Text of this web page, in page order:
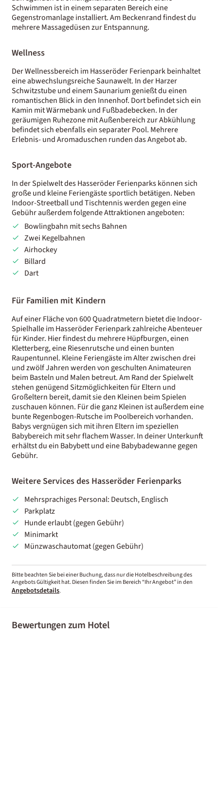
Schwimmen ist in einem separaten Bereich eine
Gegenstromanlage installiert. Am Beckenrand findest du
mehrere Massagedüsen zur Entspannung.
Wellness
Der Wellnessbereich im Hasseröder Ferienpark beinhaltet
eine abwechslungsreiche Saunawelt. In der Harzer
Schwitzstube und einem Saunarium genießt du einen
romantischen Blick in den Innenhof. Dort befindet sich ein
Kamin mit Wärmebank und Fußbadebecken. In der
geräumigen Ruhezone mit Außenbereich zur Abkühlung
befindet sich ebenfalls ein separater Pool. Mehrere
Erlebnis- und Aromaduschen runden das Angebot ab.
Sport-Angebote
In der Spielwelt des Hasseröder Ferienparks können sich
große und kleine Feriengäste sportlich betätigen. Neben
Indoor-Streetball und Tischtennis werden gegen eine
Gebühr außerdem folgende Attraktionen angeboten:
Bowlingbahn mit sechs Bahnen
Zwei Kegelbahnen
Airhockey
Billard
Dart
Für Familien mit Kindern
Auf einer Fläche von 600 Quadratmetern bietet die Indoor-
Spielhalle im Hasseröder Ferienpark zahlreiche Abenteuer
für Kinder. Hier findest du mehrere Hüpfburgen, einen
Kletterberg, eine Riesenrutsche und einen bunten
Raupentunnel. Kleine Feriengäste im Alter zwischen drei
und zwölf Jahren werden von geschulten Animateuren
beim Basteln und Malen betreut. Am Rand der Spielwelt
stehen genügend Sitzmöglichkeiten für Eltern und
Großeltern bereit, damit sie den Kleinen beim Spielen
zuschauen können. Für die ganz Kleinen ist außerdem eine
bunte Regenbogen-Rutsche im Poolbereich vorhanden.
Babys vergnügen sich mit ihren Eltern im speziellen
Babybereich mit sehr flachem Wasser. In deiner Unterkunft
erhältst du ein Babybett und eine Babybadewanne gegen
Gebühr.
Weitere Services des Hasseröder Ferienparks
Mehrsprachiges Personal: Deutsch, Englisch
Parkplatz
Hunde erlaubt (gegen Gebühr)
Minimarkt
Münzwaschautomat (gegen Gebühr)
Bitte beachten Sie bei einer Buchung, dass nur die Hotelbeschreibung des
Angebots Gültigkeit hat. Diesen finden Sie im Bereich “Ihr Angebot” in den
Angebotsdetails.
Bewertungen zum Hotel